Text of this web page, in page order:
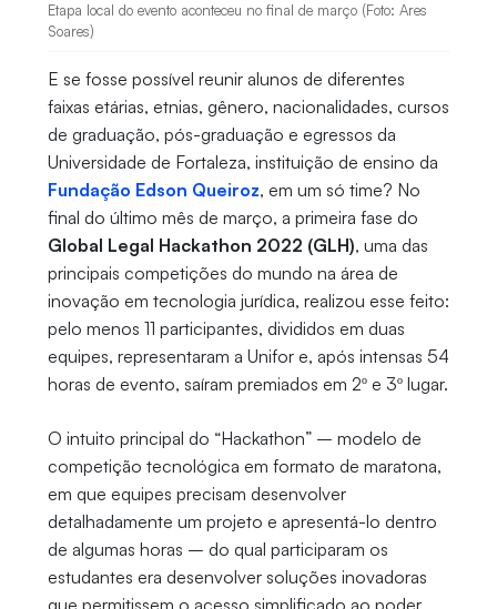
Etapa local do evento aconteceu no final de março (Foto: Ares
Soares)
E se fosse possível reunir alunos de diferentes
faixas etárias, etnias, gênero, nacionalidades, cursos
de graduação, pós-graduação e egressos da
Universidade de Fortaleza, instituição de ensino da
Fundação Edson Queiroz, em um só time? No
final do último mês de março, a primeira fase do
Global Legal Hackathon 2022 (GLH), uma das
principais competições do mundo na área de
inovação em tecnologia jurídica, realizou esse feito:
pelo menos 11 participantes, divididos em duas
equipes, representaram a Unifor e, após intensas 54
horas de evento, saíram premiados em 2º e 3º lugar.
O intuito principal do “Hackathon” – modelo de
competição tecnológica em formato de maratona,
em que equipes precisam desenvolver
detalhadamente um projeto e apresentá-lo dentro
de algumas horas – do qual participaram os
estudantes era desenvolver soluções inovadoras